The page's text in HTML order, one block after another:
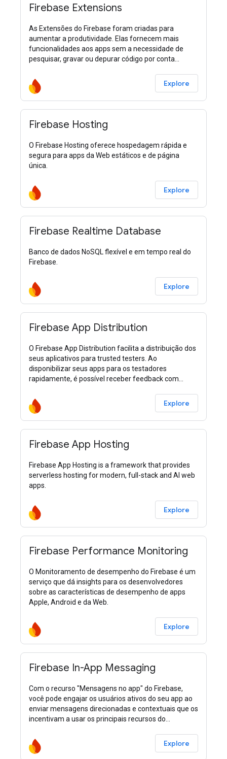
Firebase Extensions
As Extensões do Firebase foram criadas para
aumentar a produtividade. Elas fornecem mais
funcionalidades aos apps sem a necessidade de
pesquisar, gravar ou depurar código por conta
Explore
Firebase Hosting
O Firebase Hosting oferece hospedagem rápida e
segura para apps da Web estáticos e de página
única.
Explore
Firebase Realtime Database
Banco de dados NoSQL flexível e em tempo real do
Firebase.
Explore
Firebase App Distribution
O Firebase App Distribution facilita a distribuição dos
seus aplicativos para trusted testers. Ao
disponibilizar seus apps para os testadores
rapidamente, é possível receber feedback com
o Crashlytics nos seus aplicativos, vai receber
automaticamente métricas de estabilidade de todos
os seus builds para saber quando está tudo pronto
para o envio.
Explore
Firebase App Hosting
Firebase App Hosting is a framework that provides
serverless hosting for modern, full-stack and AI web
apps.
Explore
Firebase Performance Monitoring
O Monitoramento de desempenho do Firebase é um
serviço que dá insights para os desenvolvedores
sobre as características de desempenho de apps
Apple, Android e da Web.
Explore
Firebase In-App Messaging
Com o recurso "Mensagens no app" do Firebase,
você pode engajar os usuários ativos do seu app ao
enviar mensagens direcionadas e contextuais que os
incentivam a usar os principais recursos do
Explore